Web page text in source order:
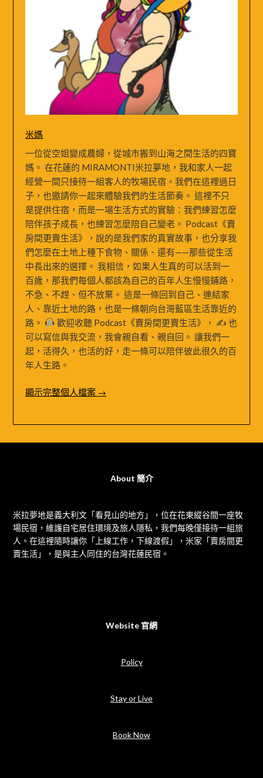
米媽
一位從空姐變成農婦，從城市搬到山海之間生活的四寶
媽。 在花蓮的 MIRAMONTI米拉夢地，我和家人一起
經營一間只接待一組客人的牧場民宿。我們在這裡過日
子，也邀請你一起來體驗我們的生活節奏。 這裡不只
是提供住宿，而是一場生活方式的實驗：我們練習怎麼
陪伴孩子成長，也練習怎麼陪自己變老。 Podcast《賣
房間更賣生活》，說的是我們家的真實故事，也分享我
們怎麼在土地上種下食物、關係、還有——那些從生活
中長出來的選擇。 我相信，如果人生真的可以活到一
百歲，那我們每個人都該為自己的百年人生慢慢鋪路，
不急、不趕、但不放棄。 這是一條回到自己、連結家
人、靠近土地的路，也是一條朝向台灣藍區生活靠近的
路。
歡迎收聽 Podcast《賣房間更賣生活》， ✍ 也
可以寫信與我交流，我會親自看、親自回。 讓我們一
起，活得久，也活的好，走一條可以陪伴彼此很久的百
年人生路。
顯示完整個人檔案 →
About 簡介
米拉夢地是義大利文「看見山的地方」，位在花東縱谷間一座牧
場民宿，維護自宅居住環境及旅人隱私，我們每晚僅接待一組旅
人。在這裡隨時讓你「上線工作，下線渡假」，米家「賣房間更
賣生活」，是與主人同住的台灣花蓮民宿。
Website 官網
Policy
Stay or Live
Book Now